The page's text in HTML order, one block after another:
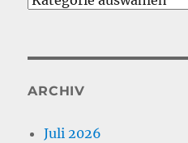
ARCHIV
Juli 2026